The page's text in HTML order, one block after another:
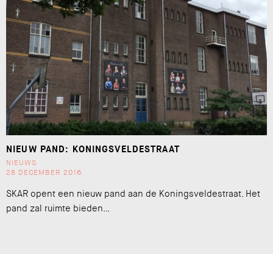
NIEUW PAND: KONINGSVELDESTRAAT
NIEUWS
28 DECEMBER 2016
SKAR opent een nieuw pand aan de Koningsveldestraat. Het
pand zal ruimte bieden…